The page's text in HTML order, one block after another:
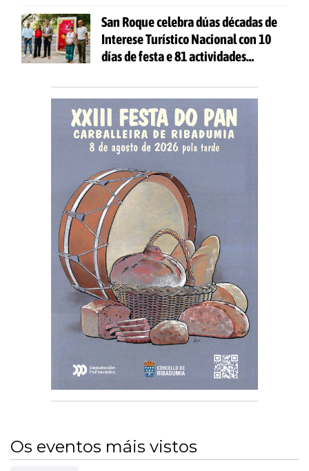
San Roque celebra dúas décadas de
Interese Turístico Nacional con 10
días de festa e 81 actividades
Os eventos máis vistos